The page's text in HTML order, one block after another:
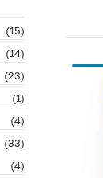
(15)
(14)
(23)
(1)
(4)
(33)
(4)